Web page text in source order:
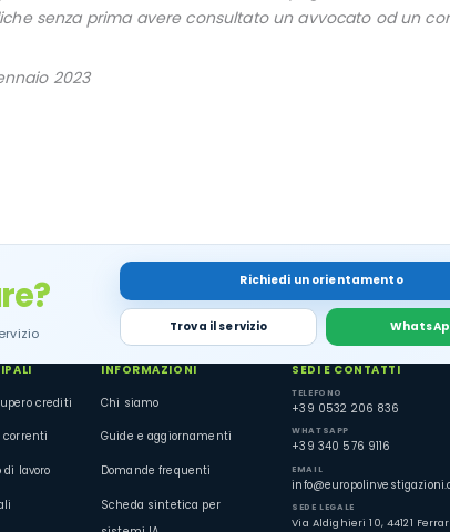
senza prima avere consultato un avvocato od un
2023
Richiedi un orientamento
Trova il servizio
crediti
correnti
di lavoro
INFORMAZIONI
Chi siamo
Guide e aggiornamenti
Domande frequenti
Scheda sintetica per
SEDI E CONTATTI
TELEFONO
+39 0532 206 836
WHATSAPP
+39 340 576 9116
EMAIL
SEDE LEGALE
Via Aldighieri 10, 44121